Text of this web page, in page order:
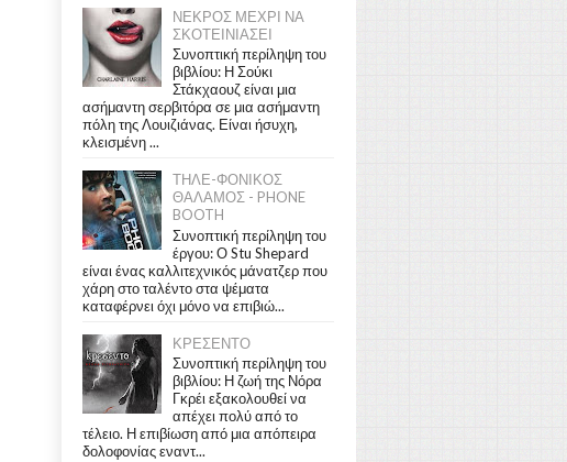
ΝΕΚΡΟΣ ΜΕΧΡΙ ΝΑ
ΣΚΟΤΕΙΝΙΑΣΕΙ
Συνοπτική περίληψη του
βιβλίου: Η Σούκι
Στάκχαουζ είναι μια
ασήμαντη σερβιτόρα σε μια ασήμαντη
πόλη της Λουιζιάνας. Είναι ήσυχη,
κλεισμένη ...
ΤΗΛΕ-ΦΟΝΙΚΟΣ
ΘΑΛΑΜΟΣ - PHONE
BOOTH
Συνοπτική περίληψη του
έργου: Ο Stu Shepard
είναι ένας καλλιτεχνικός μάνατζερ που
χάρη στο ταλέντο στα ψέματα
καταφέρνει όχι μόνο να επιβιώ...
ΚΡΕΣΕΝΤΟ
Συνοπτική περίληψη του
βιβλίου: Η ζωή της Νόρα
Γκρέι εξακολουθεί να
απέχει πολύ από το
τέλειο. Η επιβίωση από μια απόπειρα
δολοφονίας εναντ...